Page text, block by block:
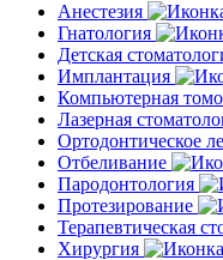
Анестезия
Гнатология
Детская
Имплантация
Компьютерная
Лазерная
Ортодонтическое
Отбеливание
Пародонтология
Протезирование
Терапевтическая
Хирургия